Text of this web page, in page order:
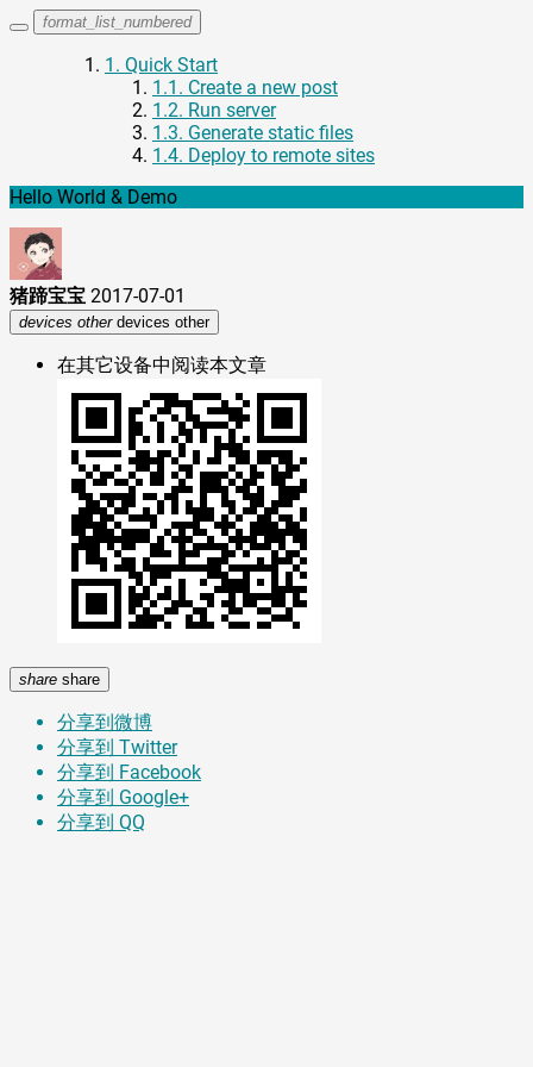
format_list_numbered
1. Quick Start
1.1. Create a new post
1.2. Run server
1.3. Generate static files
1.4. Deploy to remote sites
Hello World & Demo
猪蹄宝宝 2017-07-01
devices other devices other
在其它设备中阅读本文章
share share
分享到微博
分享到 Twitter
分享到 Facebook
分享到 Google+
分享到 QQ